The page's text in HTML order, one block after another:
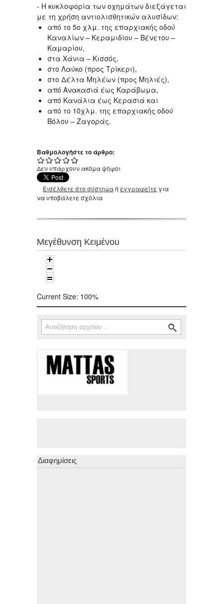
- Η κυκλοφορία των οχημάτων διεξάγεται
με τη χρήση αντιολισθητικών αλυσίδων:
από το 5o χλμ. της επαρχιακής οδού
Καναλίων – Κεραμιδίου – Βένετου –
Καμαρίου,
στα Χάνια – Κισσός,
στο Λαύκο (προς Τρίκερι),
στο Δέλτα Μηλέων (προς Μηλιές),
από Ανακασιά έως Καράβωμα,
από Κανάλια έως Κερασιά και
από το 10χλμ. της επαρχιακής οδού
Βόλου – Ζαγοράς.
Βαθμολογήστε το άρθρο:
Δεν υπάρχουν ακόμα ψήφοι
Εισέλθετε στο σύστημαή εγγραφείτε για
να υποβάλετε σχόλια
Μεγέθυνση Κειμένου
Current Size: 100%
Φόρμα αναζήτησης
Αναζήτηση
Διαφημίσεις